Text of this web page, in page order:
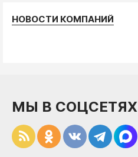
НОВОСТИ КОМПАНИЙ
МЫ В СОЦСЕТЯХ